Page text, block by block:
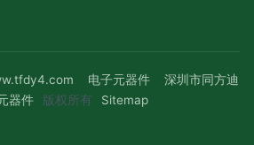
电子元器件
深圳市同方迪
器件 版权所有 Sitemap